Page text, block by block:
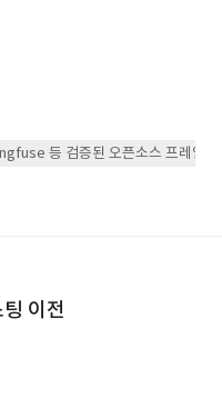
등 검증된 오픈소스 프레임워
이전